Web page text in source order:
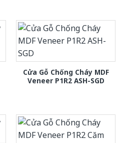
Cửa Gỗ Chống Cháy MDF
Veneer P1R2 ASH-SGD